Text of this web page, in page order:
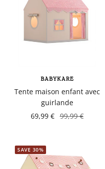
BABYKARE
Tente maison enfant avec
guirlande
69,99 € 99,99 €
SAVE 30%